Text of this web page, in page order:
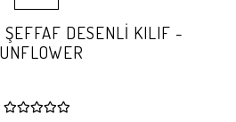
ŞEFFAF DESENLİ KILIF -